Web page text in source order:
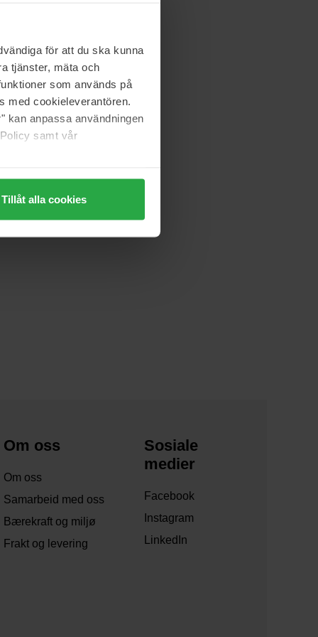
för att du ska kunna
tjänster, mäta och
som används på
med cookieleverantören.
kan anpassa användningen
samt vår
Tillåt alla cookies
Om oss
Om oss
Samarbeid med oss
Bærekraft og miljø
Frakt og levering
Sosiale
medier
Facebook
Instagram
LinkedIn